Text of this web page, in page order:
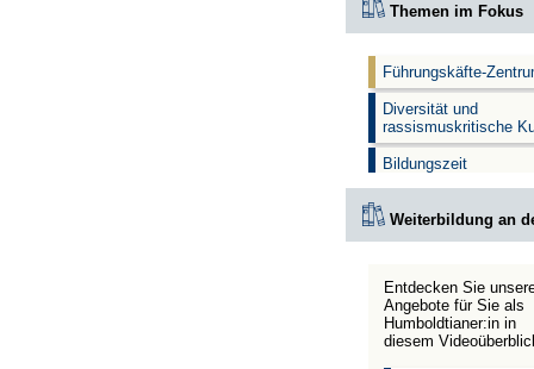
Themen im Fokus
Führungskäfte-
Diversität und
rassismuskritische
Bildungszeit
Weiterbildung an
Entdecken Sie
Angebote für Sie als
Humboldtianer:in in
diesem